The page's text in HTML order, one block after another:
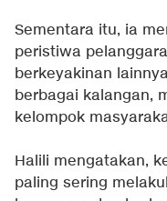
Sementara itu, ia
peristiwa
berkeyakinan
berbagai kalangan,
kelompok
Halili mengatakan,
paling sering